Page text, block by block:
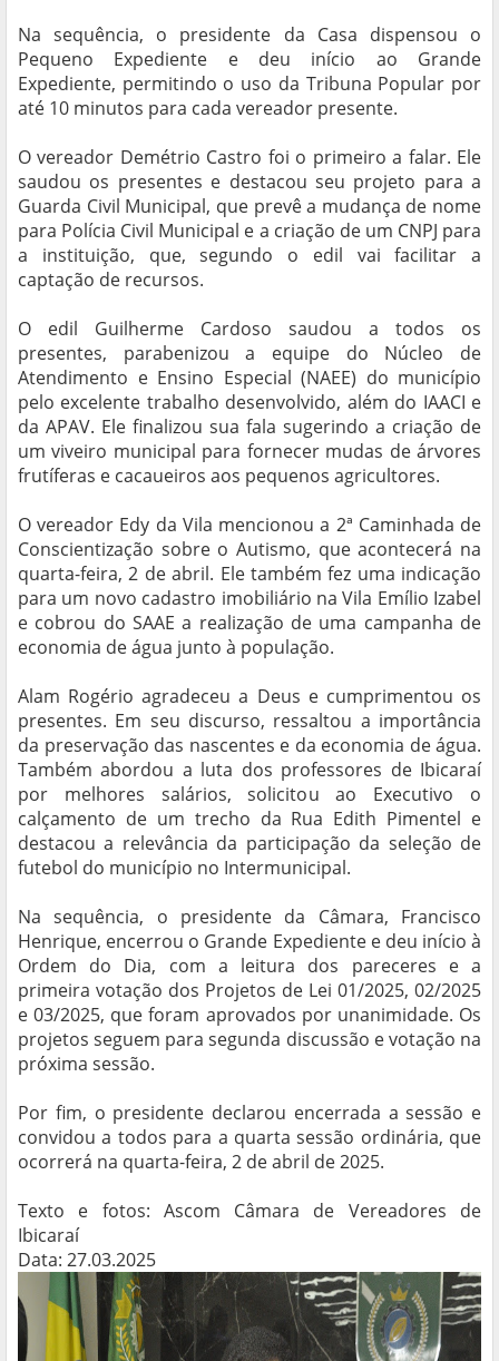
Na sequência, o presidente da Casa dispensou o
Pequeno Expediente e deu início ao Grande
Expediente, permitindo o uso da Tribuna Popular por
até 10 minutos para cada vereador presente.
O vereador Demétrio Castro foi o primeiro a falar. Ele
saudou os presentes e destacou seu projeto para a
Guarda Civil Municipal, que prevê a mudança de nome
para Polícia Civil Municipal e a criação de um CNPJ para
a instituição, que, segundo o edil vai facilitar a
captação de recursos.
O edil Guilherme Cardoso saudou a todos os
presentes, parabenizou a equipe do Núcleo de
Atendimento e Ensino Especial (NAEE) do município
pelo excelente trabalho desenvolvido, além do IAACI e
da APAV. Ele finalizou sua fala sugerindo a criação de
um viveiro municipal para fornecer mudas de árvores
frutíferas e cacaueiros aos pequenos agricultores.
O vereador Edy da Vila mencionou a 2ª Caminhada de
Conscientização sobre o Autismo, que acontecerá na
quarta-feira, 2 de abril. Ele também fez uma indicação
para um novo cadastro imobiliário na Vila Emílio Izabel
e cobrou do SAAE a realização de uma campanha de
economia de água junto à população.
Alam Rogério agradeceu a Deus e cumprimentou os
presentes. Em seu discurso, ressaltou a importância
da preservação das nascentes e da economia de água.
Também abordou a luta dos professores de Ibicaraí
por melhores salários, solicitou ao Executivo o
calçamento de um trecho da Rua Edith Pimentel e
destacou a relevância da participação da seleção de
futebol do município no Intermunicipal.
Na sequência, o presidente da Câmara, Francisco
Henrique, encerrou o Grande Expediente e deu início à
Ordem do Dia, com a leitura dos pareceres e a
primeira votação dos Projetos de Lei 01/2025, 02/2025
e 03/2025, que foram aprovados por unanimidade. Os
projetos seguem para segunda discussão e votação na
próxima sessão.
Por fim, o presidente declarou encerrada a sessão e
convidou a todos para a quarta sessão ordinária, que
ocorrerá na quarta-feira, 2 de abril de 2025.
Texto e fotos: Ascom Câmara de Vereadores de
Ibicaraí
Data: 27.03.2025